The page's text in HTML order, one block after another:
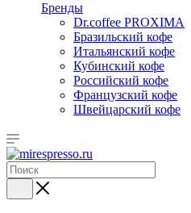
Бренды
Dr.coffee PROXIMA
Бразильский кофе
Итальянский кофе
Кубинский кофе
Российский кофе
Французский кофе
Швейцарский кофе